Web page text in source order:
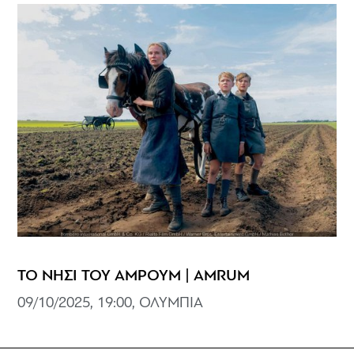
ΤΟ ΝΗΣΙ ΤΟΥ ΑΜΡΟΥΜ | AMRUM
09/10/2025, 19:00, ΟΛΥΜΠΙΑ